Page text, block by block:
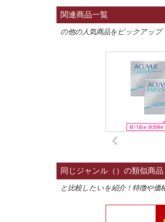
関連商品一覧
の他の人気商品をピックアップ
同じジャンル（）の類似商品
と比較したいを紹介！特徴や